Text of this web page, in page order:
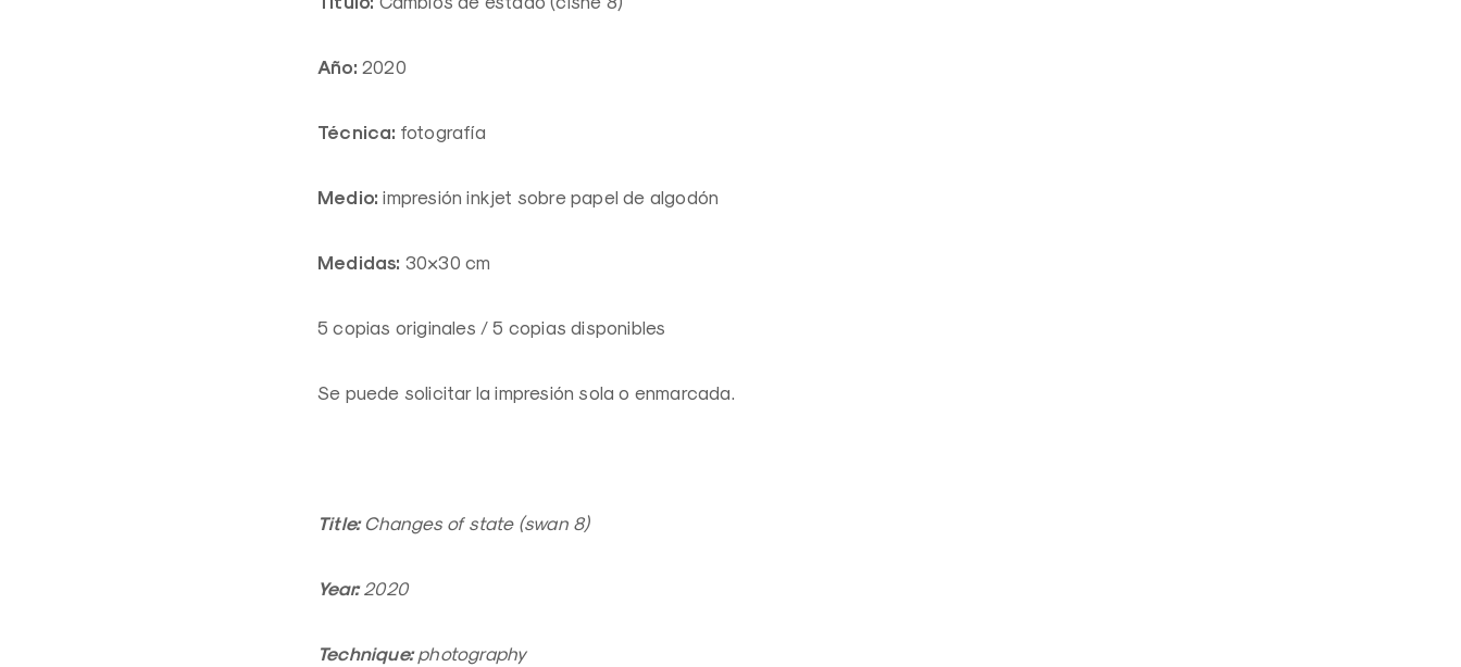
Año: 2020
Técnica: fotografía
Medio: impresión inkjet sobre papel de algodón
Medidas: 30×30 cm
5 copias originales / 5 copias disponibles
Se puede solicitar la impresión sola o enmarcada.
Title:Changes of state (swan 8)
Year:2020
Technique:photography